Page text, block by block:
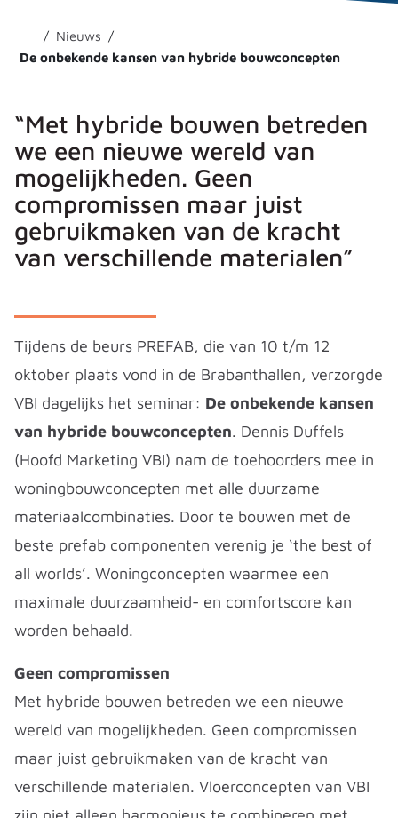
Nieuws
De onbekende kansen van hybride bouwconcepten
“Met hybride bouwen betreden
we een nieuwe wereld van
mogelijkheden. Geen
compromissen maar juist
gebruikmaken van de kracht
van verschillende materialen”
Tijdens de beurs PREFAB, die van 10 t/m 12
oktober plaats vond in de Brabanthallen, verzorgde
VBI dagelijks het seminar: De onbekende kansen
van hybride bouwconcepten. Dennis Duffels
(Hoofd Marketing VBI) nam de toehoorders mee in
woningbouwconcepten met alle duurzame
materiaalcombinaties. Door te bouwen met de
beste prefab componenten verenig je ‘the best of
all worlds’. Woningconcepten waarmee een
maximale duurzaamheid- en comfortscore kan
worden behaald.
Geen compromissen
Met hybride bouwen betreden we een nieuwe
wereld van mogelijkheden. Geen compromissen
maar juist gebruikmaken van de kracht van
verschillende materialen. Vloerconcepten van VBI